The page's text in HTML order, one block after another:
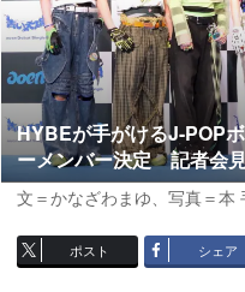
HYBEが手がけるJ-POP
ーメンバー決定 記者会
文＝かなざわまゆ、 写真＝本
ポスト シェア